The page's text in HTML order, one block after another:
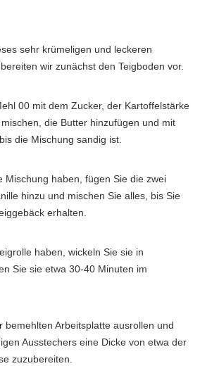
sehr krümeligen und leckeren
wir zunächst den Teigboden vor.
00 mit dem Zucker, der Kartoffelstärke
die Butter hinzufügen und mit
die Mischung sandig ist.
Mischung haben, fügen Sie die zwei
hinzu und mischen Sie alles, bis Sie
erhalten.
haben, wickeln Sie sie in
Sie sie etwa 30-40 Minuten im
bemehlten Arbeitsplatte ausrollen und
Ausstechers eine Dicke von etwa der
zuzubereiten.